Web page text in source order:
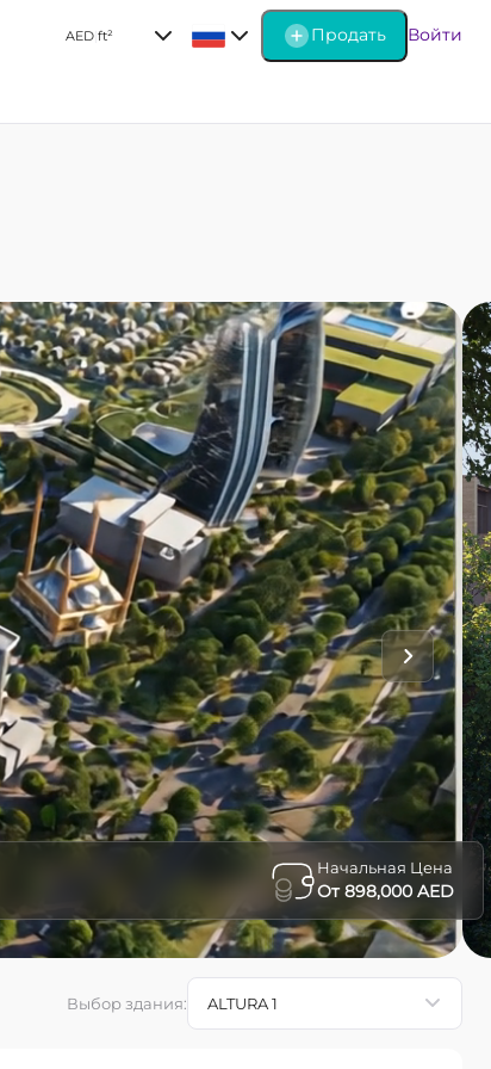
AED ft² Продать Войти
Начальная Цена
От 898,000 AED
Выбор здания: